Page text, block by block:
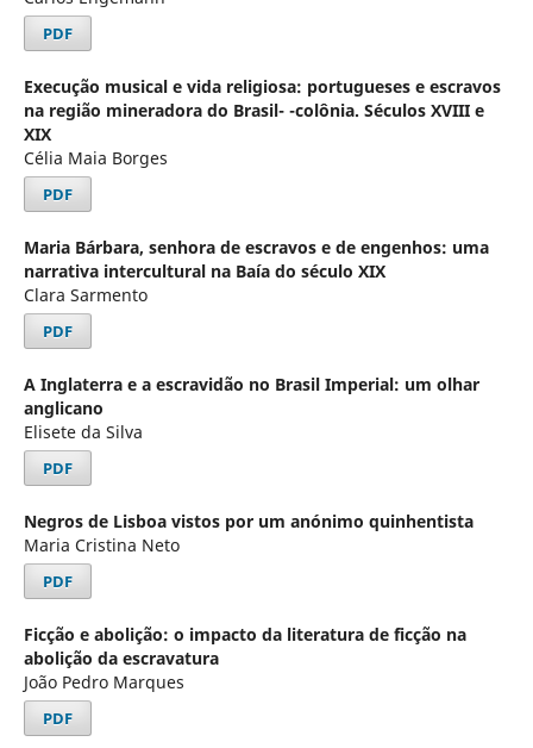
PDF
Execução musical e vida religiosa: portugueses e escravos
na região mineradora do Brasil- -colônia. Séculos XVIII e
XIX
Célia Maia Borges
PDF
Maria Bárbara, senhora de escravos e de engenhos: uma
narrativa intercultural na Baía do século XIX
Clara Sarmento
PDF
A Inglaterra e a escravidão no Brasil Imperial: um olhar
anglicano
Elisete da Silva
PDF
Negros de Lisboa vistos por um anónimo quinhentista
Maria Cristina Neto
PDF
Ficção e abolição: o impacto da literatura de ficção na
abolição da escravatura
João Pedro Marques
PDF